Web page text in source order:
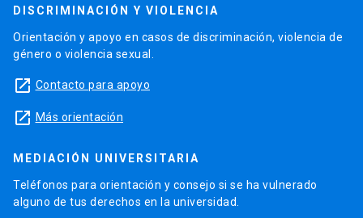
DISCRIMINACIÓN Y VIOLENCIA
Orientación y apoyo en casos de discriminación, violencia de
género o violencia sexual.
launch Contacto para apoyo
launch Más orientación
MEDIACIÓN UNIVERSITARIA
Teléfonos para orientación y consejo si se ha vulnerado
alguno de tus derechos en la universidad.